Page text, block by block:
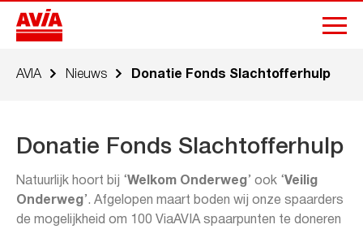
AVIA Nieuws Donatie Fonds Slachtofferhulp
Donatie Fonds Slachtofferhulp
Natuurlijk hoort bij ‘Welkom Onderweg ’ ook ‘Veilig
Onderweg ’. Afgelopen maart boden wij onze spaarders
de mogelijkheid om 100 ViaAVIA spaarpunten te doneren